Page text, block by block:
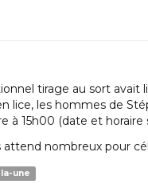
tirage au sort
lice, les hommes de
à 15h00 (date et
attend nombreux pour
une